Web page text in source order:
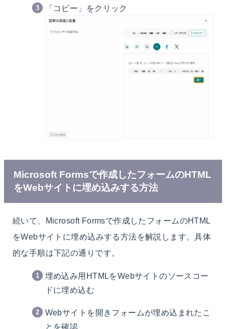
「コピー」をクリック
Microsoft Formsで作成したフォームのHTML
をWebサイトに埋め込みする方法
続いて、Microsoft Formsで作成したフォームのHTML
をWebサイトに埋め込みする方法を解説します。具体
的な手順は下記の通りです。
埋め込み用HTMLをWebサイトのソースコー
ドに埋め込む
Webサイトを開きフォームが埋め込まれたこ
とを確認